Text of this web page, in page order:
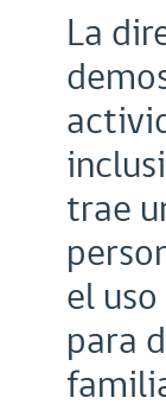
La
trae
el
para